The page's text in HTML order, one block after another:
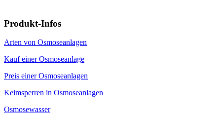
Produkt-Infos
Arten von Osmoseanlagen
Kauf einer Osmoseanlage
Preis einer Osmoseanlagen
Keimsperren in Osmoseanlagen
Osmosewasser